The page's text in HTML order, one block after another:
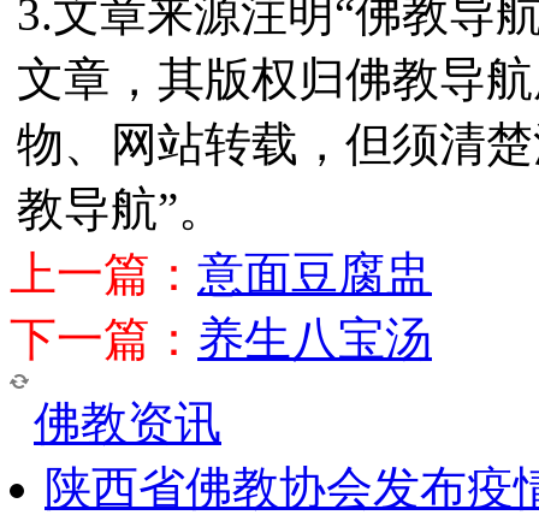
3.文章来源注明“佛教导
文章，其版权归佛教导
物、网站转载，但须清
教导航”。
上一篇： 意面豆腐盅
下一篇： 养生八宝汤
佛教资讯
陕西省佛教协会发布疫